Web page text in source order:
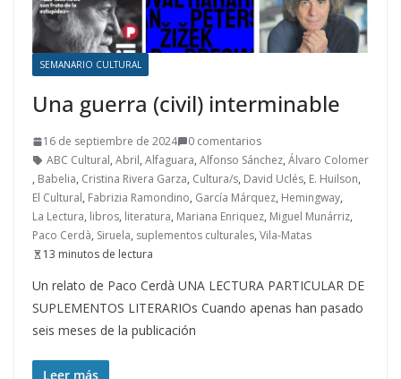
SEMANARIO CULTURAL
Una guerra (civil) interminable
16 de septiembre de 2024
0 comentarios
ABC Cultural, Abril, Alfaguara, Alfonso Sánchez, Álvaro Colomer
, Babelia, Cristina Rivera Garza, Cultura/s, David Uclés, E. Huilson,
El Cultural, Fabrizia Ramondino, García Márquez, Hemingway,
La Lectura, libros, literatura, Mariana Enriquez, Miguel Munárriz,
Paco Cerdà, Siruela, suplementos culturales, Vila-Matas
13 minutos de lectura
Un relato de Paco Cerdà UNA LECTURA PARTICULAR DE
SUPLEMENTOS LITERARIOs Cuando apenas han pasado
seis meses de la publicación
Leer más